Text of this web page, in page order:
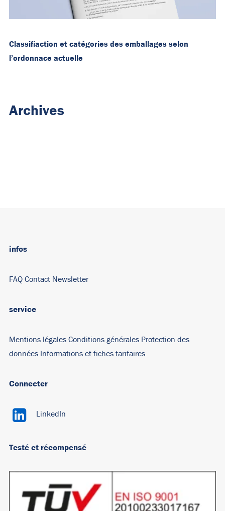
Classifiaction et catégories des emballages selon
l’ordonnace actuelle
Archives
service
Mentions légales Conditions générales Protection des
données Informations et fiches tarifaires
infos
FAQ Contact Newsletter
Connecter
LinkedIn
Testé et récompensé